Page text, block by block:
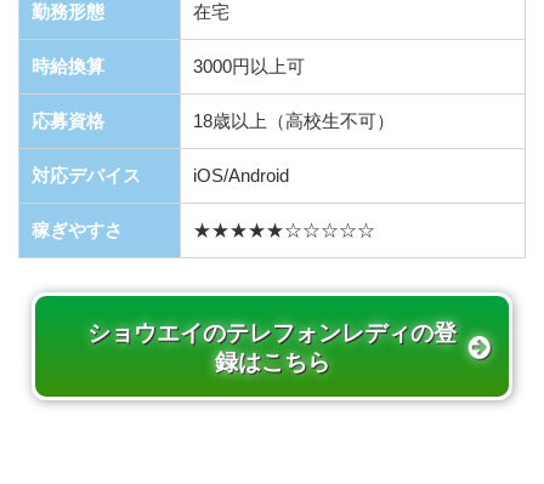
勤務形態 在宅
時給換算 3000円以上可
応募資格 18歳以上（高校生不可）
対応デバイス iOS/Android
稼ぎやすさ ★★★★★☆☆☆☆☆
ショウエイのテレフォンレディの登
録はこちら